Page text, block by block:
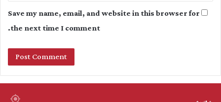
Save my name, email, and website in this browser for
the next time I comment.